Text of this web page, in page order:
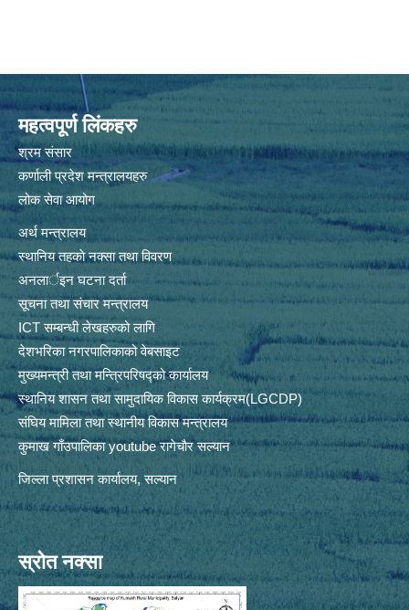
महत्वपूर्ण लिंकहरु
श्रम संसार
कर्णाली प्रदेश मन्त्रालयहरु
लोक सेवा आयोग
अर्थ मन्त्रालय
स्थानिय तहकाे नक्सा तथा विवरण
अनलार्इन घटना दर्ता
सूचना तथा संचार मन्त्रालय
ICT सम्बन्धी लेखहरुको लागि
देशभरिका नगरपालिकाको वेबसाइट
मुख्यमन्त्री तथा मन्त्रिपरिषद्को कार्यालय
स्थानिय शासन तथा सामुदायिक विकास कार्यक्रम(LGCDP)
संघिय मामिला तथा स्थानीय विकास मन्त्रालय
कुमाख गाँउपालिका youtube रागेचाैर सल्यान
जिल्ला प्रशासन कार्यालय, सल्यान
स्रोत नक्सा